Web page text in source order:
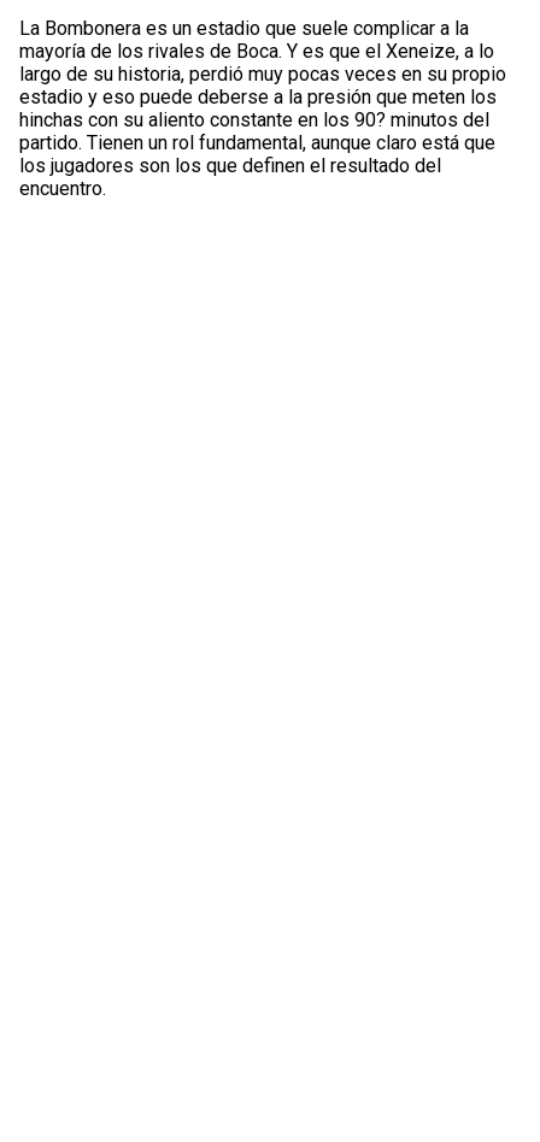
La Bombonera es un estadio que suele complicar a la
mayoría de los rivales de Boca. Y es que el Xeneize, a lo
largo de su historia, perdió muy pocas veces en su propio
estadio y eso puede deberse a la presión que meten los
hinchas con su aliento constante en los 90? minutos del
partido. Tienen un rol fundamental, aunque claro está que
los jugadores son los que definen el resultado del
encuentro.